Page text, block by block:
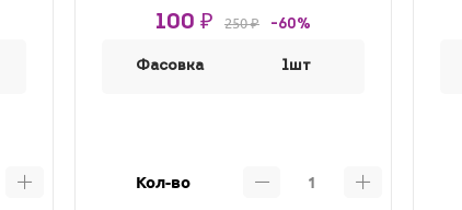
100 ₽ 250 ₽ -60%
Фасовка 1шт
Кол-во